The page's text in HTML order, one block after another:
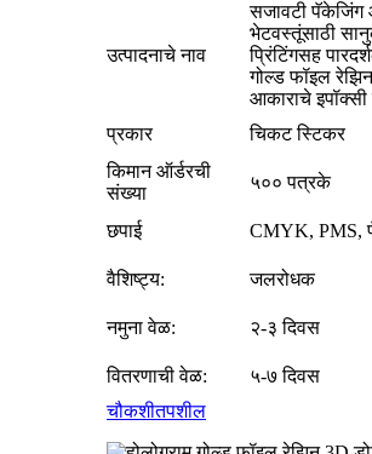
उत्पादनाचे नाव
सजावटी पॅकेजिंग
भेटवस्तूंसाठी
प्रिंटिंगसह
गोल्ड फॉइल
आकाराचे
प्रकार
चिकट स्टिकर
किमान ऑर्डरची
संख्या
५०० पत्रके
छपाई CMYK, PMS,
वैशिष्ट्य: जलरोधक
नमुना वेळ: २-३ दिवस
वितरणाची वेळ:
५-७ दिवस
चौकशीतपशील